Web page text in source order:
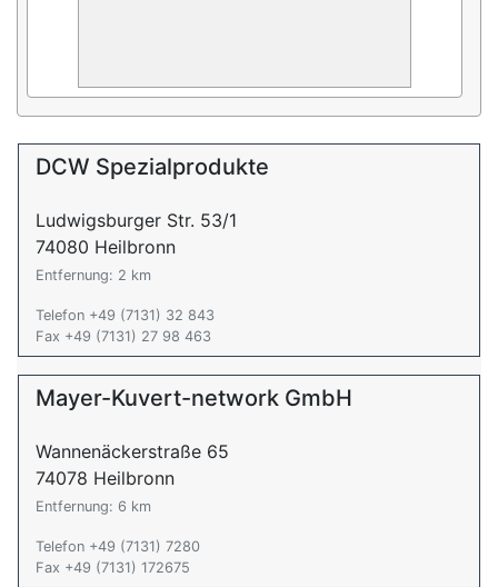
DCW Spezialprodukte
Ludwigsburger Str. 53/1
74080 Heilbronn
Entfernung: 2 km
Telefon +49 (7131) 32 843
Fax +49 (7131) 27 98 463
Mayer-Kuvert-network GmbH
Wannenäckerstraße 65
74078 Heilbronn
Entfernung: 6 km
Telefon +49 (7131) 7280
Fax +49 (7131) 172675